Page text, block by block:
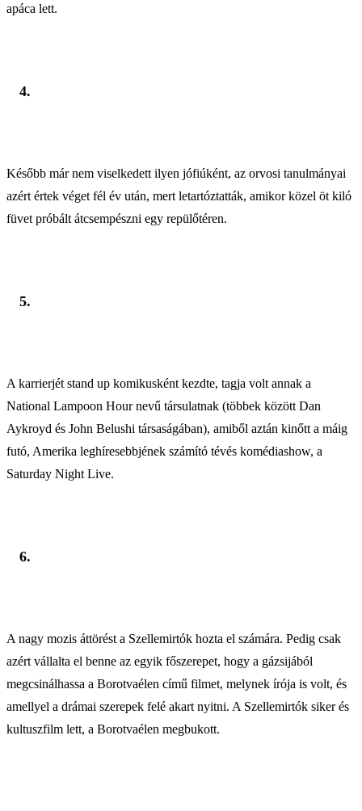
apáca lett.
4.
Később már nem viselkedett ilyen jófiúként, az orvosi tanulmányai
azért értek véget fél év után, mert letartóztatták, amikor közel öt kiló
füvet próbált átcsempészni egy repülőtéren.
5.
A karrierjét stand up komikusként kezdte, tagja volt annak a
National Lampoon Hour nevű társulatnak (többek között Dan
Aykroyd és John Belushi társaságában), amiből aztán kinőtt a máig
futó, Amerika leghíresebbjének számító tévés komédiashow, a
Saturday Night Live.
6.
A nagy mozis áttörést a Szellemirtók hozta el számára. Pedig csak
azért vállalta el benne az egyik főszerepet, hogy a gázsijából
megcsinálhassa a Borotvaélen című filmet, melynek írója is volt, és
amellyel a drámai szerepek felé akart nyitni. A Szellemirtók siker és
kultuszfilm lett, a Borotvaélen megbukott.